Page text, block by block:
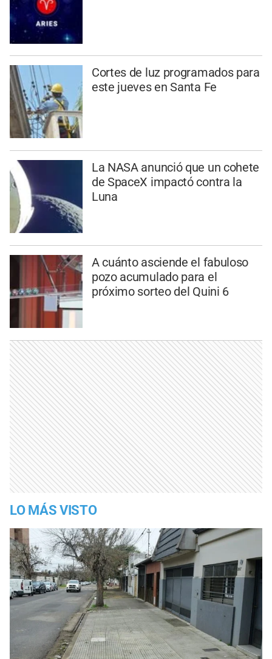
Cortes de luz programados para
este jueves en Santa Fe
La NASA anunció que un cohete
de SpaceX impactó contra la
Luna
A cuánto asciende el fabuloso
pozo acumulado para el
próximo sorteo del Quini 6
LO MÁS VISTO